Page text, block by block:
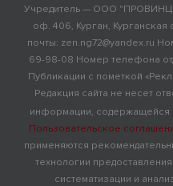
Учредитель — ООО
оф. 406, Курган,
почты: zen.ng72@yandex.ru
69-98-08 Номер телефона
Публикации с пометкой
Редакция сайта не несет
информации, содержащейся
Пользовательское
применяются
технологии
систематизации и